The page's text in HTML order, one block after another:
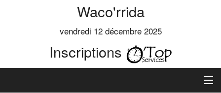
Waco'rrida
vendredi 12 décembre 2025
Inscriptions